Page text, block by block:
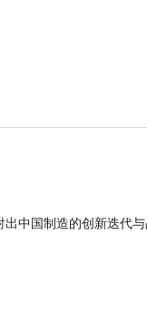
出中国制造的创新迭代